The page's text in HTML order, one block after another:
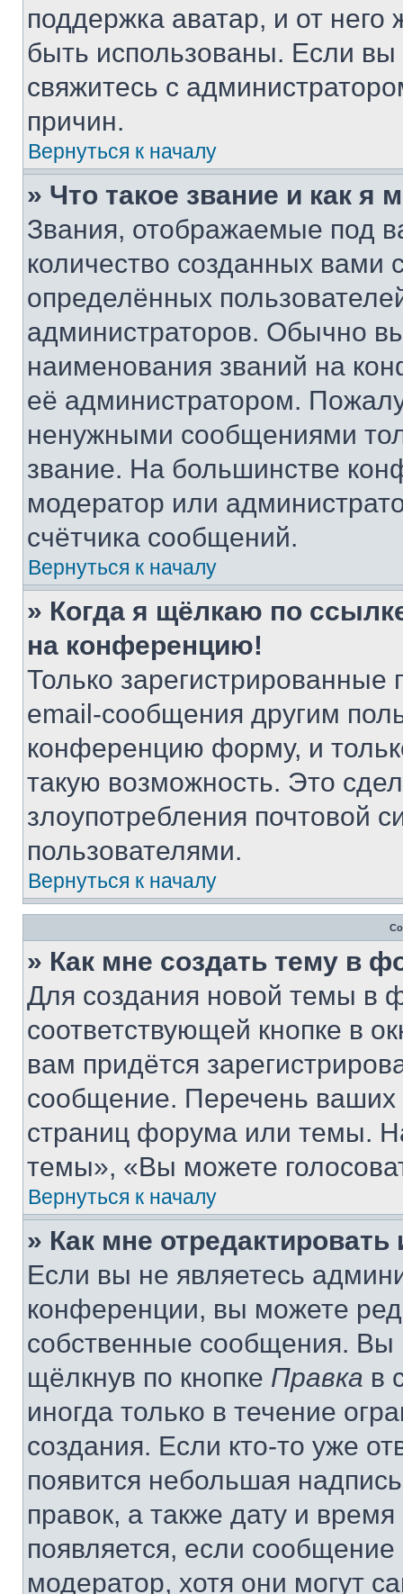
поддержка аватар, и от него
быть использованы. Если
свяжитесь с
причин.
Вернуться к началу
» Что такое звание и как я
Звания, отображаемые под
количество созданных
определённых
администраторов. Обычно
наименования званий на
её администратором.
ненужными сообщениями
звание. На большинстве
модератор или
счётчика сообщений.
Вернуться к началу
» Когда я щёлкаю по
на конференцию!
Только зарегистрированные
email-сообщения другим
конференцию форму, и
такую возможность. Это
злоупотребления почтовой
пользователями.
Вернуться к началу
» Как мне создать тему в
Для создания новой темы в
соответствующей кнопке в
вам придётся
сообщение. Перечень ваших
страниц форума или темы.
темы», «Вы можете
Вернуться к началу
» Как мне
Если вы не являетесь
конференции, вы можете
собственные сообщения. Вы
щёлкнув по кнопке Правка в
иногда только в течение
создания. Если кто-то уже
появится небольшая
правок, а также дату и
появляется, если
модератор, хотя они могут